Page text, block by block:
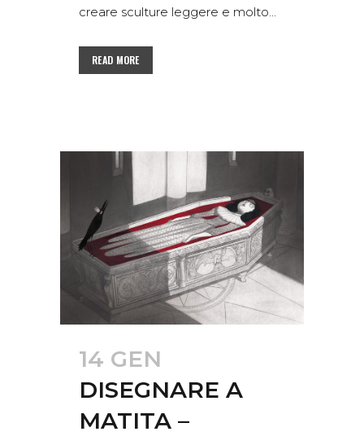
creare sculture leggere e molto...
READ MORE
14 GEN
DISEGNARE A
MATITA –